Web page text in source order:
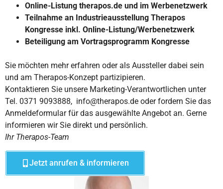
Online-Listung therapos.de und im Werbenetzwerk
Teilnahme an Industrieausstellung Therapos
Kongresse inkl. Online-Listung/Werbenetzwerk
Beteiligung am Vortragsprogramm Kongresse
Sie möchten mehr erfahren oder als Aussteller dabei sein
und am Therapos-Konzept partizipieren.
Kontaktieren Sie unsere Marketing-Verantwortlichen unter
Tel. 0371 9093888, info@therapos.de oder fordern Sie das
Anmeldeformular für das ausgewählte Angebot an. Gerne
informieren wir Sie direkt und persönlich.
Ihr Therapos-Team
Jetzt anrufen & informieren